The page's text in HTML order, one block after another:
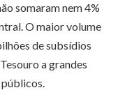
somaram nem 4%
O maior volume
de subsídios
a grandes